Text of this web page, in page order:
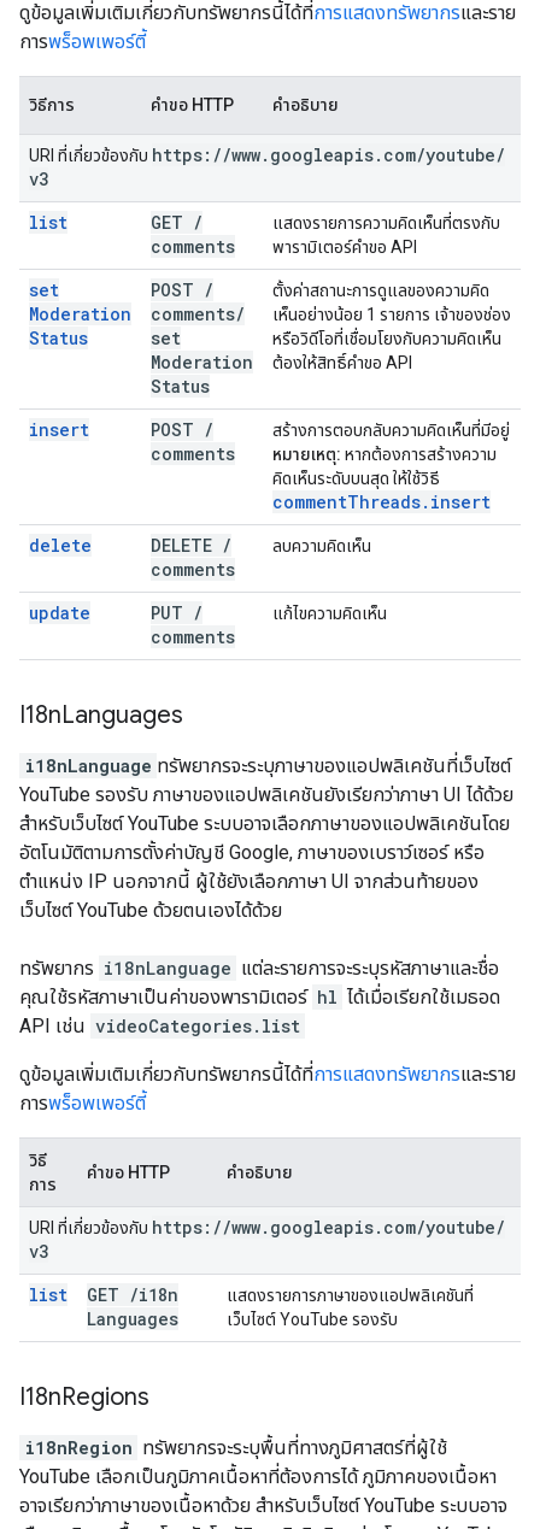
ดูข้อมูลเพิ่มเติมเกี่ยวกับทรัพยากรนี้ได้ที่การแสดงทรัพยากรและราย
การพร็อพเพอร์ตี้
วิธีการ คำขอ HTTP คำอธิบาย
URI ที่เกี่ยวข้องกับ https: //www. googleapis. com/youtube/
v3
list
GET /
comments
แสดงรายการความคิดเห็นที่ตรงกับ
พารามิเตอร์คำขอ API
set
Moderation
Status
POST /
comments/
set
Moderation
Status
ตั้งค่าสถานะการดูแลของความคิด
เห็นอย่างน้อย 1 รายการ เจ้าของช่อง
หรือวิดีโอที่เชื่อมโยงกับความคิดเห็น
ต้องให้สิทธิ์คำขอ API
insert POST /
comments
สร้างการตอบกลับความคิดเห็นที่มีอยู่
หมายเหตุ: หากต้องการสร้างความ
คิดเห็นระดับบนสุด ให้ใช้วิธี
commentThreads. insert
delete
DELETE /
comments
ลบความคิดเห็น
update PUT /
comments
แก้ไขความคิดเห็น
I18nLanguages
i18nLanguage ทรัพยากรจะระบุภาษาของแอปพลิเคชันที่เว็บไซต์
YouTube รองรับ ภาษาของแอปพลิเคชันยังเรียกว่าภาษา UI ได้ด้วย
สำหรับเว็บไซต์ YouTube ระบบอาจเลือกภาษาของแอปพลิเคชันโดย
อัตโนมัติตามการตั้งค่าบัญชี Google, ภาษาของเบราว์เซอร์ หรือ
ตำแหน่ง IP นอกจากนี้ ผู้ใช้ยังเลือกภาษา UI จากส่วนท้ายของ
เว็บไซต์ YouTube ด้วยตนเองได้ด้วย
ทรัพยากร i18nLanguage แต่ละรายการจะระบุรหัสภาษาและชื่อ
คุณใช้รหัสภาษาเป็นค่าของพารามิเตอร์ hl ได้เมื่อเรียกใช้เมธอด
API เช่น videoCategories.list
ดูข้อมูลเพิ่มเติมเกี่ยวกับทรัพยากรนี้ได้ที่การแสดงทรัพยากรและราย
การพร็อพเพอร์ตี้
วิธี
การ
คำขอ HTTP คำอธิบาย
URI ที่เกี่ยวข้องกับ https: //www. googleapis. com/youtube/
v3
list
GET /i18n
Languages
แสดงรายการภาษาของแอปพลิเคชันที่
เว็บไซต์ YouTube รองรับ
I18nRegions
i18nRegion ทรัพยากรจะระบุพื้นที่ทางภูมิศาสตร์ที่ผู้ใช้
YouTube เลือกเป็นภูมิภาคเนื้อหาที่ต้องการได้ ภูมิภาคของเนื้อหา
อาจเรียกว่าภาษาของเนื้อหาด้วย สำหรับเว็บไซต์ YouTube ระบบอาจ